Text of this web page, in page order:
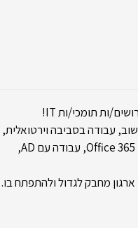
עבודה בסביבה וירטואלית,
סביבת Domainטיפול בתקלות Outlook, סורקים, תחזוקת שרתים, Office 365, עבודה עם AD,
מחבק לגדול ולהתפתח בו.